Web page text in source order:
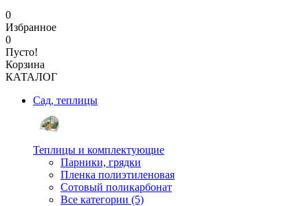
0
Избранное
0
Пусто!
Корзина
КАТАЛОГ
Сад, теплицы
Теплицы и комплектующие
Парники, грядки
Пленка полиэтиленовая
Сотовый поликарбонат
Все категории (5)